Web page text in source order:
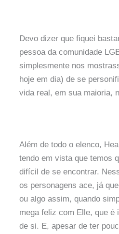
Devo dizer que fiquei
pessoa da comunidade
simplesmente nos
hoje em dia) de se
vida real, em sua maioria,
Além de todo o elenco,
tendo em vista que temos
difícil de se encontrar.
os personagens ace, já
ou algo assim, quando
mega feliz com Elle, que é
de si. E, apesar de ter